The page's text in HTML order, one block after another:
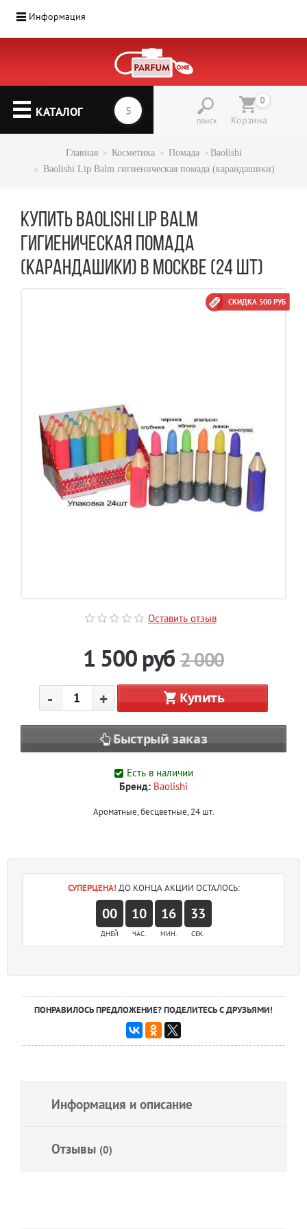
Информация
КАТАЛОГ
поиск
0
Корзина
Главная Косметика Помада
Baolishi
Baolishi Lip Balm гигиеническая помада (карандашики)
КУПИТЬ BAOLISHI LIP BALM
ГИГИЕНИЧЕСКАЯ ПОМАДА
(КАРАНДАШИКИ) В МОСКВЕ (24 ШТ)
СКИДКА 500 РУБ
Оставить отзыв
1 500 руб 2 000
- + Купить
Быстрый заказ
Есть в наличии
Бренд: Baolishi
Ароматные, бесцветные, 24 шт.
СУПЕРЦЕНА! ДО КОНЦА АКЦИИ ОСТАЛОСЬ:
00 10 16 33
ДНЕЙ ЧАС. МИН. СЕК.
ПОНРАВИЛОСЬ ПРЕДЛОЖЕНИЕ? ПОДЕЛИТЕСЬ С ДРУЗЬЯМИ!
Информация и описание
Отзывы (0)